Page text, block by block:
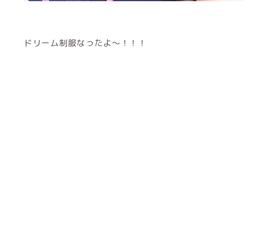
ドリーム制服なったよ〜！！！